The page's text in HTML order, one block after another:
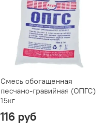
Смесь обогащенная
песчано-гравийная (ОПГС)
15кг
116 руб